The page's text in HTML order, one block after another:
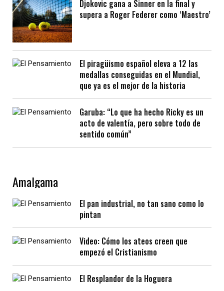
Djokovic gana a Sinner en la final y
supera a Roger Federer como ‘Maestro’
El piragüismo español eleva a 12 las
medallas conseguidas en el Mundial,
que ya es el mejor de la historia
Garuba: “Lo que ha hecho Ricky es un
acto de valentía, pero sobre todo de
sentido común”
Amalgama
El pan industrial, no tan sano como lo
pintan
Video: Cómo los ateos creen que
empezó el Cristianismo
El Resplandor de la Hoguera